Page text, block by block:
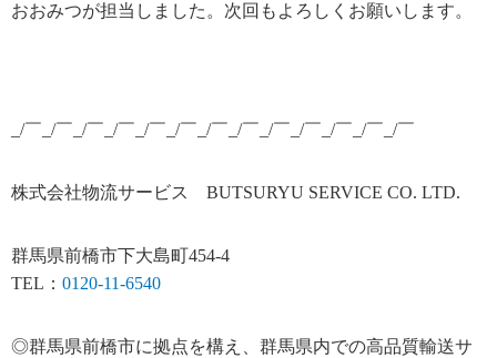
おおみつが担当しました。次回もよろしくお願いします。
_/￣_/￣_/￣_/￣_/￣_/￣_/￣_/￣_/￣_/￣_/￣_/￣_/￣
株式会社物流サービス BUTSURYU SERVICE CO. LTD.
群馬県前橋市下大島町454-4
TEL： 0120-11-6540
◎群馬県前橋市に拠点を構え、群馬県内での高品質輸送サ